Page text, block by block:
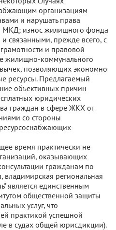
организациям
и нарушать права
МКД; износ жилищного фонда
и связанными, прежде всего, с
и правовой
жилищно-коммунального
позволяющих экономно
ресурсы. Предлагаемый
объективных причин
юридических
граждан в сфере ЖКХ от
со стороны
время практически не
оказывающих
гражданам по
региональная
является единственным
общественной защиты
услуг, что
практикой успешной
в судах общей юрисдикции).